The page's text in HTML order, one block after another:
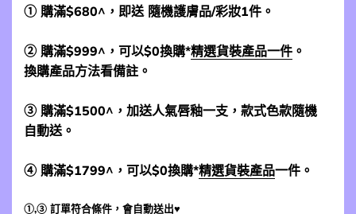
① 購滿$680^，即送 隨機護膚品/彩妝1件。
② 購滿$999^，可以$0換購*精選貨裝產品一件 。
換購產品方法看備註。
③ 購滿$1500^，加送人氣唇釉一支，款式色款隨機
自動送。
④ 購滿$1799^，可以$0換購*精選貨裝產品一件。
①,③ 訂單符合條件，會自動送出♥